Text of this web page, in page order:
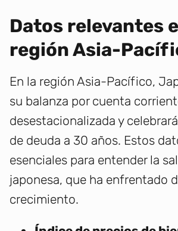
Datos relevantes
región Asia-
En la región Asia-Pacífico,
su balanza por cuenta
desestacionalizada y
de deuda a 30 años. Estos
esenciales para entender la
japonesa, que ha enfrentado
crecimiento.